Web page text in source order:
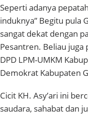
Seperti adanya
induknya” Begitu pula
sangat dekat dengan
Pesantren. Beliau
DPD LPM-UMKM
Demokrat Kabupaten
Cicit KH. Asy’ari ini
saudara, sahabat dan